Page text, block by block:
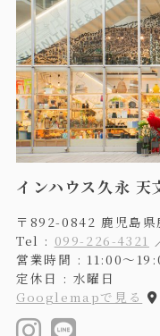
インハウス久永 天
〒892-0842 鹿児島県
Tel : 099-226-4321
営業時間 : 11:00〜
定休日 : 水曜日
Googlemapで見る